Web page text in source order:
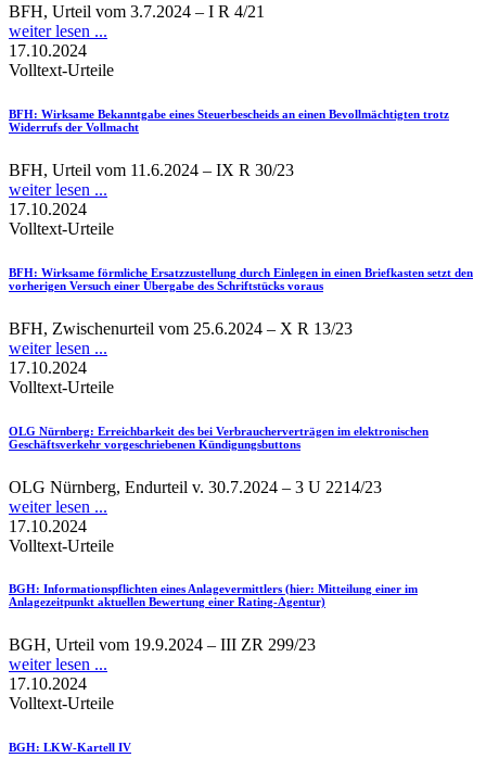
BFH, Urteil vom 3.7.2024 – I R 4/21
weiter lesen ...
17.10.2024
Volltext-Urteile
BFH: Wirksame Bekanntgabe eines Steuerbescheids an einen Bevollmächtigten trotz
Widerrufs der Vollmacht
BFH, Urteil vom 11.6.2024 – IX R 30/23
weiter lesen ...
17.10.2024
Volltext-Urteile
BFH: Wirksame förmliche Ersatzzustellung durch Einlegen in einen Briefkasten setzt den
vorherigen Versuch einer Übergabe des Schriftstücks voraus
BFH, Zwischenurteil vom 25.6.2024 – X R 13/23
weiter lesen ...
17.10.2024
Volltext-Urteile
OLG Nürnberg: Erreichbarkeit des bei Verbraucherverträgen im elektronischen
Geschäftsverkehr vorgeschriebenen Kündigungsbuttons
OLG Nürnberg, Endurteil v. 30.7.2024 – 3 U 2214/23
weiter lesen ...
17.10.2024
Volltext-Urteile
BGH: Informationspflichten eines Anlagevermittlers (hier: Mitteilung einer im
Anlagezeitpunkt aktuellen Bewertung einer Rating-Agentur)
BGH, Urteil vom 19.9.2024 – III ZR 299/23
weiter lesen ...
17.10.2024
Volltext-Urteile
BGH: LKW-Kartell IV